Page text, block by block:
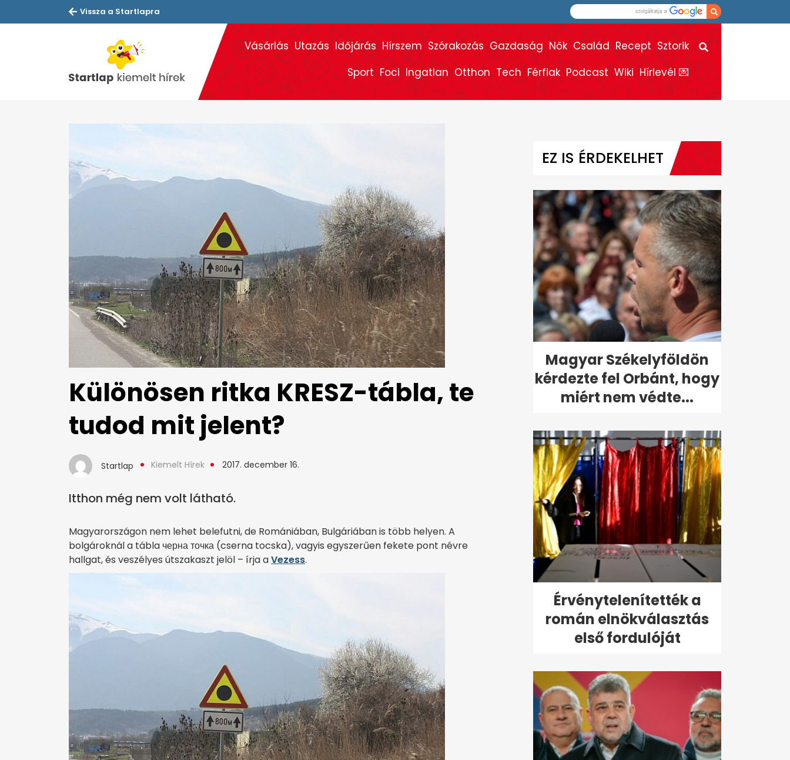
Vissza a Startlapra
Vásárlás Utazás Időjárás Hírszem Szórakozás Gazdaság Nők Család Recept Sztorik
Sport Foci Ingatlan Otthon Tech Férfiak Podcast Wiki Hírlevél 💌
Különösen ritka KRESZ-tábla, te
tudod mit jelent?
Startlap Kiemelt Hírek 2017. december 16.
Itthon még nem volt látható.
Magyarországon nem lehet belefutni, de Romániában, Bulgáriában is több helyen. A
bolgároknál a tábla черна точка (cserna tocska), vagyis egyszerűen fekete pont névre
hallgat, és veszélyes útszakaszt jelöl – írja aVezess.
EZ IS ÉRDEKELHET
Magyar Székelyföldön
kérdezte fel Orbánt, hogy
miért nem védte...
Érvénytelenítették a
román elnökválasztás
első fordulóját